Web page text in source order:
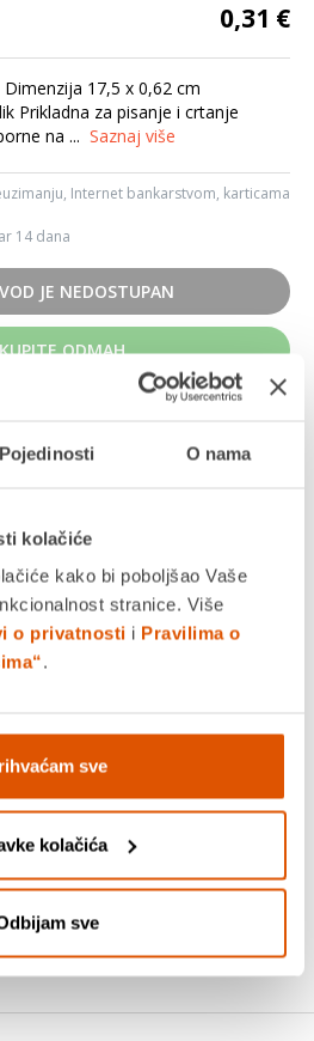
Pojedinosti O nama
kolačiće
kako bi poboljšao Vaše
stranice. Više
o privatnosti i Pravilima o
.
sve
kolačića
sve
0,31 €
17,5 x 0,62 cm
Prikladna za pisanje i crtanje
na ... Saznaj više
Internet bankarstvom, karticama
14 dana
JE NEDOSTUPAN
ODMAH
ZANIMATI I OVO
cm, flex&resistant, plavo
1,99 €
1,70 €
+